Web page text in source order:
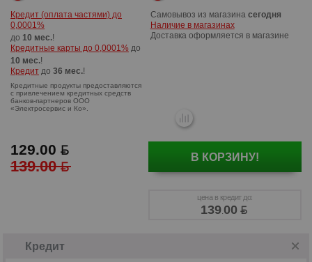
Кредит (оплата частями) до
0,0001%
до 10 мес.!
Кредитные карты до 0,0001% до
10 мес.!
Кредит до 36 мес.!
Самовывоз из магазина сегодня
Наличие в магазинах
Доставка оформляется в магазине
129.00
139.00
В КОРЗИНУ!
цена в кредит до:
139.00
Кредит